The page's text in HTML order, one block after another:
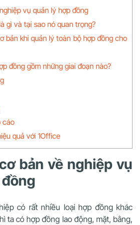
vụ quản lý hợp đồng
gì và tại sao nó quan trọng?
bản khi quản lý toàn bộ hợp đồng cho
đồng gồm những giai đoạn nào?
cáo
quả với 1Office
bản về nghiệp vụ
có rất nhiều loại hợp đồng khác
ta có hợp đồng lao động, mặt, bằng,